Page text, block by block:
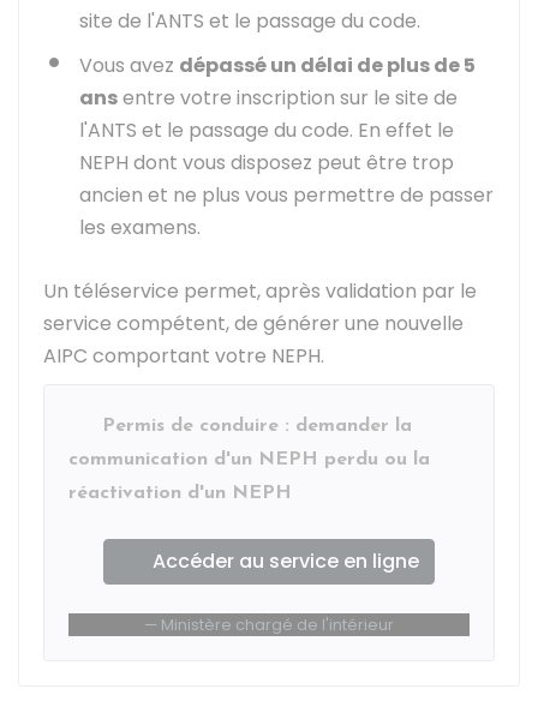
site de l'ANTS et le passage du code.
Vous avez dépassé un délai de plus de 5
ansentre votre inscription sur le site de
l'ANTS et le passage du code. En effet le
NEPH dont vous disposez peut être trop
ancien et ne plus vous permettre de passer
les examens.
Un téléservice permet, après validation par le
service compétent, de générer une nouvelle
AIPC comportant votre NEPH.
Permis de conduire : demander la
communication d'un NEPH perdu ou la
réactivation d'un NEPH
Accéder au service en ligne
Ministère chargé de l'intérieur